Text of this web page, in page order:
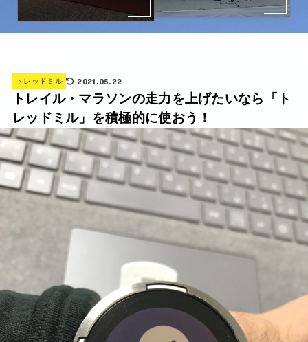
トレッドミル 2021.05.22
トレイル・マラソンの走力を上げたいなら「ト
レッドミル」を積極的に使おう！